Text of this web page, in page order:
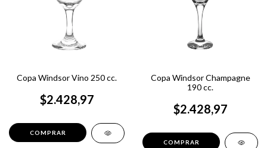
Copa Windsor Vino 250 cc.
$2.428,97
Copa Windsor Champagne
190 cc.
$2.428,97